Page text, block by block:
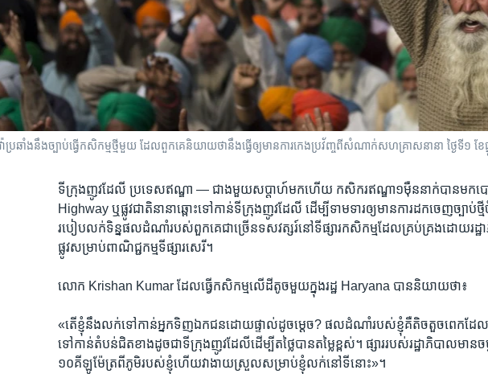
ា​ប្រឆាំង​នឹង​ច្បាប់​ធ្វើ​កសិកម្ម​ថ្មី​មួយ ដែល​ពួកគេ​និយាយ​ថា​នឹង​ធ្វើ​ឲ្យ​មាន​ការ​កេងប្រវ័ញ្ច​ពី​សំណាក់​សហគ្រាស​នានា​ ថ្ងៃទី១ ខែ
ទីក្រុង​ញូវដែលី ប្រទេស​ឥណ្ឌា — ជាង​មួយ​សប្តាហ៍​មក​ហើយ កសិករ​ឥណ្ឌា​១ម៉ឺន​នាក់​បាន​មក​បោ
Highway ឬ​ផ្លូវជាតិ​នានា​ឆ្ពោះ​ទៅកាន់​ទីក្រុង​ញូវដែលី ដើម្បី​ទាមទារ​ឲ្យ​មាន​ការ​ដកចេញ​ច្បាប់​ថ្
របៀប​លក់​ទិន្នផល​ដំណាំ​របស់​ពួកគេ​ជាច្រើន​ទសវត្សរ៍នៅ​ទីផ្សារ​កសិកម្មដែល​គ្រប់គ្រង​ដោយ​រដ្ឋ
ផ្លូវ​សម្រាប់​ពាណិជ្ជកម្ម​ទីផ្សារ​សេរី។
លោក Krishan Kumar ដែល​ធ្វើកសិកម្ម​លើ​ដី​តូច​មួយ​ក្នុង​រដ្ឋ Haryana បាន​និយាយ​ថា៖
«តើខ្ញុំ​នឹង​លក់​ទៅកាន់​អ្នក​ទិញឯកជន​ដោយ​ផ្ទាល់​ដូចម្តេច? ផល​ដំណាំ​របស់​ខ្ញុំ​គឺ​តិច​តួច​ពេក​ដែល​
ទៅ​កាន់​តំបន់ជិត​ខាង​ដូចជា​ទីក្រុង​ញូវដែលី​ដើម្បី​តថ្លៃ​បាន​តម្លៃ​ខ្ពស់។ ផ្សារ​របស់​រដ្ឋាភិបាល​មាន​
១០គីឡូម៉ែត្រ​ពីភូមិ​របស់​ខ្ញុំ​ហើយ​វា​ងាយស្រួល​សម្រាប់​ខ្ញុំ​លក់​នៅ​ទីនោះ»។